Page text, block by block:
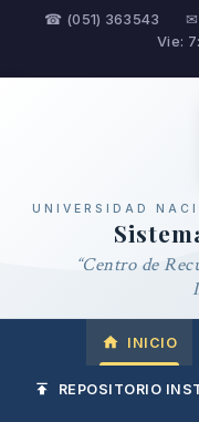
☎ (051) 363543 ✉
Vie:
UNIVERSIDAD
“Centro de
INICIO
REPOSITORIO